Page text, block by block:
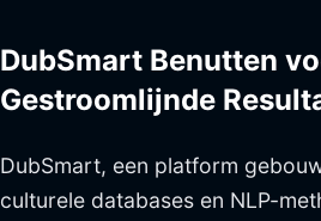
DubSmart Benutten
Gestroomlijnde
DubSmart, een platform
culturele databases en NLP-